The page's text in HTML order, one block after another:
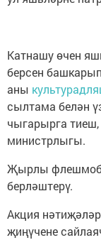
Катнашу өчен
берсен
аны
сылтама белән
чыгарырга
министрлыгы.
Җырлы
берләштерү.
Акция
җиңүчене